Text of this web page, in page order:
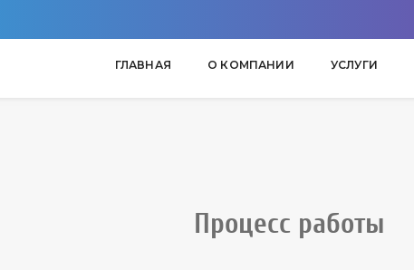
ГЛАВНАЯ О КОМПАНИИ УСЛУГИ
Процесс работы